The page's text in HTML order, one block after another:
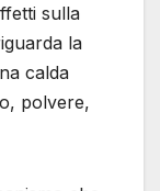
sulla
la
calda
polvere,